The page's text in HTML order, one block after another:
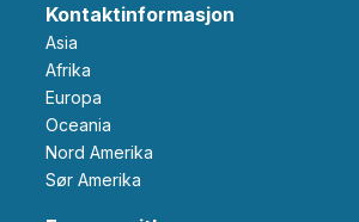
Kontaktinformasjon
Asia
Afrika
Europa
Oceania
Nord Amerika
Sør Amerika